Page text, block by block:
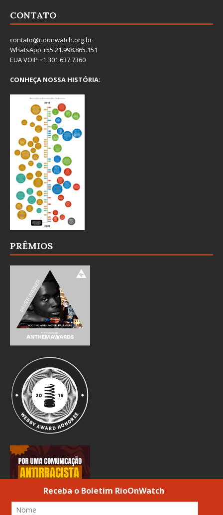
CONTATO
contato@rioonwatch.org.br
WhatsApp +55.21.998.865.151
EUA VOIP +1.301.637.7360
CONHEÇA NOSSA HISTÓRIA:
PRÊMIOS